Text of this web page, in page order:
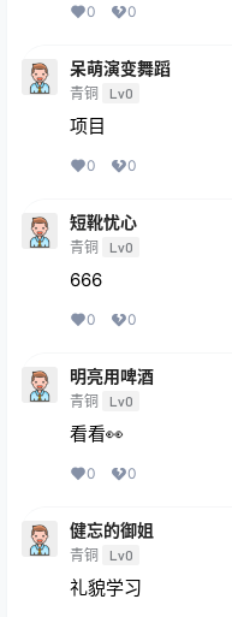
0 0
呆萌演变舞蹈
青铜 Lv0
项目
0 0
短靴忧心
青铜 Lv0
666
0 0
明亮用啤酒
青铜 Lv0
看看👀
0 0
健忘的御姐
青铜 Lv0
礼貌学习